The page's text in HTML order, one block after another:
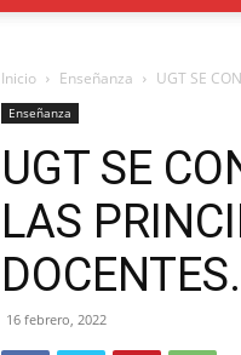
Inicio Enseñanza UGT SE
Enseñanza
UGT SE
LAS
16 febrero, 2022